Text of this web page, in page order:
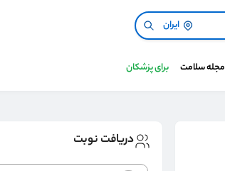
ایران
مجله سلامت برای پزشکان
دریافت نوبت